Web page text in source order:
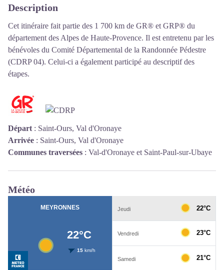
Description
Cet itinéraire fait partie des 1 700 km de GR® et GRP® du
département des Alpes de Haute-Provence. Il est entretenu par les
bénévoles du Comité Départemental de la Randonnée Pédestre
(CDRP 04). Celui-ci a également participé au descriptif des
étapes.
Départ : Saint-Ours, Val d'Oronaye
Arrivée : Saint-Ours, Val d'Oronaye
Communes traversées : Val-d'Oronaye et Saint-Paul-sur-Ubaye
Météo